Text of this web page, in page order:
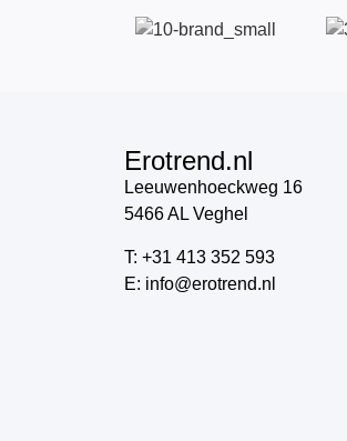
Erotrend.nl
Leeuwenhoeckweg 16
5466 AL Veghel
T: +31 413 352 593
E: info@erotrend.nl